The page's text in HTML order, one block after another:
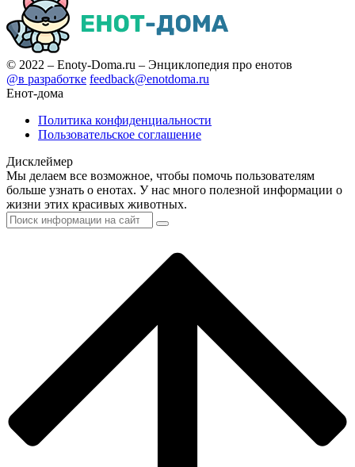
© 2022 – Enoty-Doma.ru – Энциклопедия про енотов
@в разработке feedback@enotdoma.ru
Енот-дома
Политика конфиденциальности
Пользовательское соглашение
Дисклеймер
Мы делаем все возможное, чтобы помочь пользователям
больше узнать о енотах. У нас много полезной информации о
жизни этих красивых животных.